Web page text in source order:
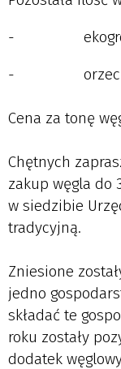
-
- orzech –
Cena za tonę
Chętnych
zakup węgla do
w siedzibie
tradycyjną.
Zniesione
jedno
składać te
roku zostały
dodatek